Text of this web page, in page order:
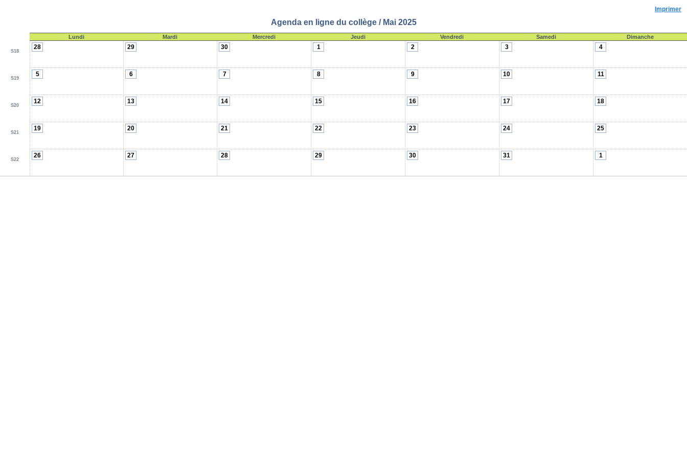
Imprimer
Agenda en ligne du collège / Mai 2025
Lundi Mardi Mercredi Jeudi Vendredi Samedi Dimanche
S18
28 29 30 1 2 3 4
S19
5 6 7 8 9 10 11
S20
12 13 14 15 16 17 18
S21
19 20 21 22 23 24 25
S22
26 27 28 29 30 31 1